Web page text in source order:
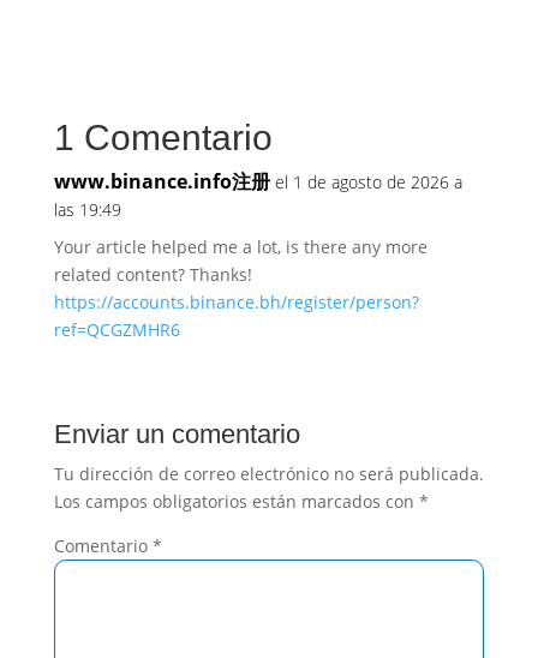
1 Comentario
www.binance.info注册 el 1 de agosto de 2026 a
las 19:49
Your article helped me a lot, is there any more
related content? Thanks!
https://accounts.binance.bh/register/person?
ref=QCGZMHR6
Enviar un comentario
Tu dirección de correo electrónico no será publicada.
Los campos obligatorios están marcados con *
Comentario *